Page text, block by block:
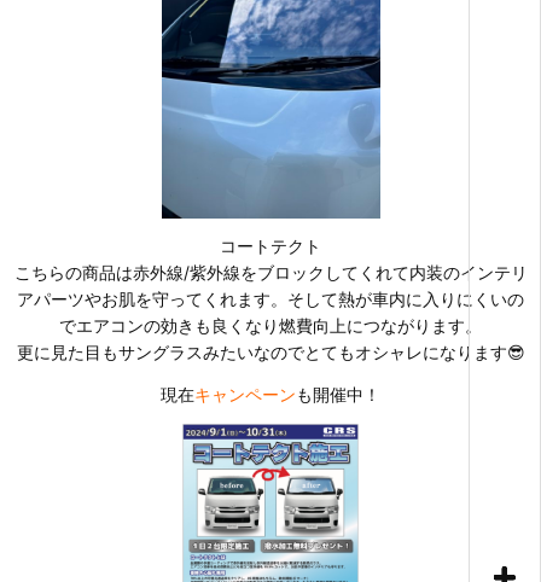
コートテクト
こちらの商品は赤外線/紫外線をブロックしてくれて内装のインテリ
アパーツやお肌を守ってくれます。そして熱が車内に入りにくいの
でエアコンの効きも良くなり燃費向上につながります。
更に見た目もサングラスみたいなのでとてもオシャレになります😎
現在キャンペーンも開催中！